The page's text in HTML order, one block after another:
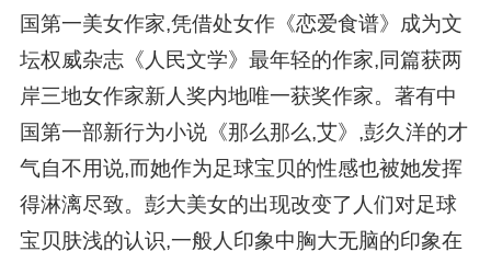
国第一美女作家,凭借处女作《恋爱食谱》成为文
坛权威杂志《人民文学》最年轻的作家,同篇获两
岸三地女作家新人奖内地唯一获奖作家。著有中
国第一部新行为小说《那么那么,艾》,彭久洋的才
气自不用说,而她作为足球宝贝的性感也被她发挥
得淋漓尽致。彭大美女的出现改变了人们对足球
宝贝肤浅的认识,一般人印象中胸大无脑的印象在